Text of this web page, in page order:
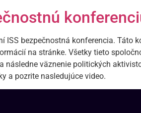
ISS bezpečnostná konferencia.
na stránke. Všetky tieto
následne väznenie politických
a pozrite nasledujúce video.